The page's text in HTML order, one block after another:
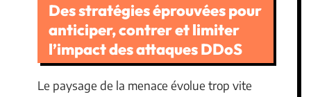
Des stratégies éprouvées pour
anticiper, contrer et limiter
l’impact des attaques DDoS
Le paysage de la menace évolue trop vite